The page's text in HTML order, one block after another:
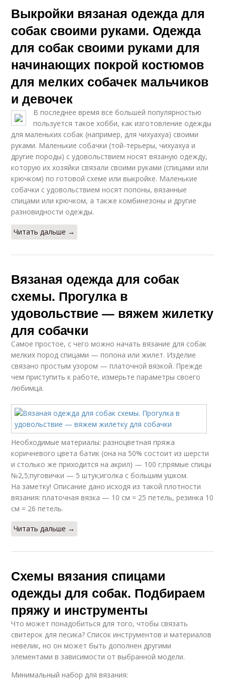
Выкройки вязаная одежда для
собак своими руками. Одежда
для собак своими руками для
начинающих покрой костюмов
для мелких собачек мальчиков
и девочек
В последнее время все большей популярностью
пользуется такое хобби, как изготовление одежды
для маленьких собак (например, для чихуахуа) своими
руками. Маленькие собачки (той-терьеры, чихуахуа и
другие породы) с удовольствием носят вязаную одежду,
которую их хозяйки связали своими руками (спицами или
крючком) по готовой схеме или выкройке. Маленькие
собачки с удовольствием носят попоны, вязанные
спицами или крючком, а также комбинезоны и другие
разновидности одежды.
Читать дальше →
Вязаная одежда для собак
схемы. Прогулка в
удовольствие — вяжем жилетку
для собачки
Самое простое, с чего можно начать вязание для собак
мелких пород спицами — попона или жилет. Изделие
связано простым узором — платочной вязкой. Прежде
чем приступить к работе, измерьте параметры своего
любимца.
Необходимые материалы: разноцветная пряжа
коричневого цвета батик (она на 50% состоит из шерсти
и столько же приходится на акрил) — 100 г;прямые спицы
№2,5;пуговички — 5 штук;иголка с большим ушком.
На заметку! Описание дано исходя из такой плотности
вязания: платочная вязка — 10 см = 25 петель, резинка 10
см = 26 петель.
Читать дальше →
Схемы вязания спицами
одежды для собак. Подбираем
пряжу и инструменты
Что может понадобиться для того, чтобы связать
свитерок для песика? Список инструментов и материалов
невелик, но он может быть дополнен другими
элементами в зависимости от выбранной модели.
Минимальный набор для вязания: